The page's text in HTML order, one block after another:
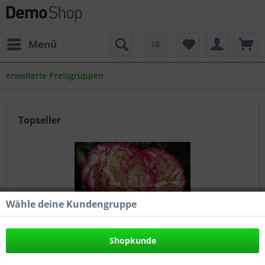
Menü
erweiterte Preisgruppen
Topseller
Nelke
Wähle deine Kundengruppe
Shopkunde